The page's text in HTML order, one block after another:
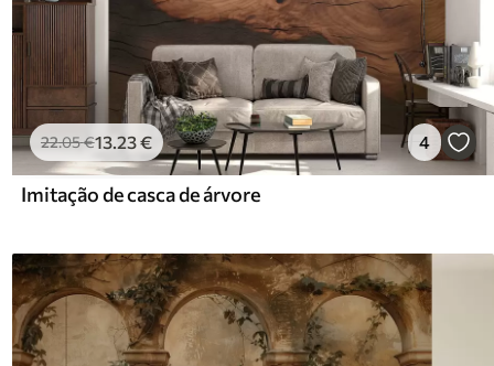
22.05€13.23€ 4
Imitação de casca de árvore